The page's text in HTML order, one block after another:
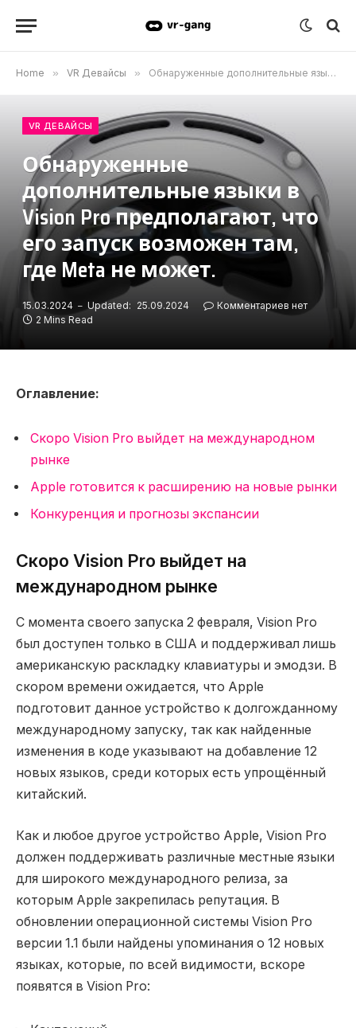
Home » VR Девайсы » Обнаруженные дополнительные языки в Vision Pro предполагают, что его запуск возможен там, где Meta не может.
VR ДЕВАЙСЫ
Обнаруженные
дополнительные языки в
Vision Pro предполагают, что
его запуск возможен там,
где Meta не может.
15.03.2024 Updated: 25.09.2024
Комментариев нет
2 Mins Read
Оглавление:
Скоро Vision Pro выйдет на международном
рынке
Apple готовится к расширению на новые рынки
Конкуренция и прогнозы экспансии
Скоро Vision Pro выйдет на
международном рынке
С момента своего запуска 2 февраля, Vision Pro
был доступен только в США и поддерживал лишь
американскую раскладку клавиатуры и эмодзи. В
скором времени ожидается, что Apple
подготовит данное устройство к долгожданному
международному запуску, так как найденные
изменения в коде указывают на добавление 12
новых языков, среди которых есть упрощённый
китайский.
Как и любое другое устройство Apple, Vision Pro
должен поддерживать различные местные языки
для широкого международного релиза, за
которым Apple закрепилась репутация. В
обновлении операционной системы Vision Pro
версии 1.1 были найдены упоминания о 12 новых
языках, которые, по всей видимости, вскоре
появятся в Vision Pro: